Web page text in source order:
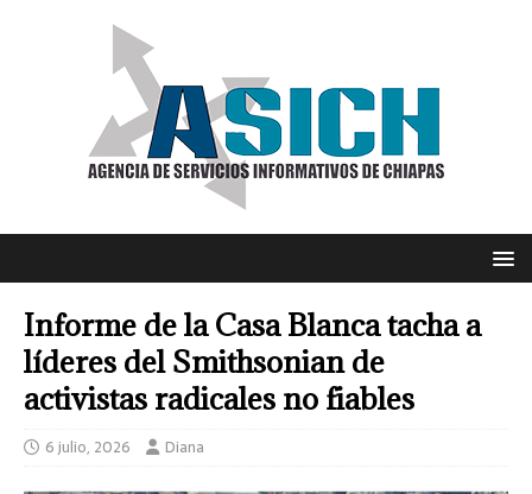
Informe de la Casa Blanca tacha a
líderes del Smithsonian de
activistas radicales no fiables
6 julio, 2026 Diana